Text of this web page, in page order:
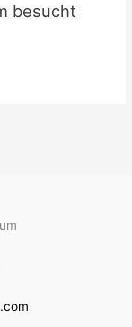
besucht